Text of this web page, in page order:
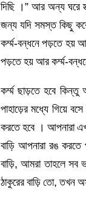
দিছি ।” আর অন্য ঘরে
জন্য যদি সমস্ত কিছু
কর্ম্ম-বন্ধনে পড়তে হয়
পড়তে হয় আর কর্ম্ম-
কর্ম্ম ছাড়তে হবে কিন্তু
পাহাড়ের মধ্যে গিয়ে
করতে হবে । আপনারা
বাড়ি আপনারা রঙ করতে
বাড়ি, আমরা তাহলে সব
ঠাকুরের বাড়ি তো, তখন